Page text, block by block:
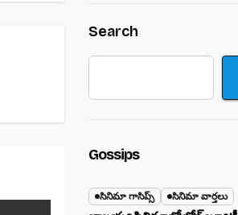
Search
Gossips
సినిమా గాసిప్స్ సినిమా వార్తలు